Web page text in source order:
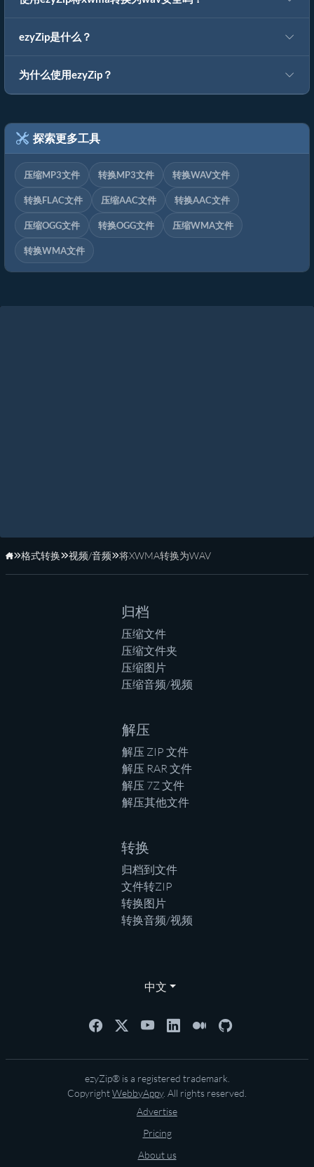
ezyZip是什么？
为什么使用ezyZip？
探索更多工具
压缩MP3文件 转换MP3文件 转换WAV文件
转换FLAC文件 压缩AAC文件 转换AAC文件
压缩OGG文件 转换OGG文件 压缩WMA文件
转换WMA文件
主页
格式转换 视频/音频 将XWMA转换为WAV
归档
压缩文件
压缩文件夹
压缩图片
压缩音频/视频
解压
解压 ZIP 文件
解压 RAR 文件
解压 7Z 文件
解压其他文件
转换
归档到文件
文件转ZIP
转换图片
转换音频/视频
中文
ezyZip® is a registered trademark.
CopyrightWebbyAppy. All rights reserved.
Advertise
Pricing
About us